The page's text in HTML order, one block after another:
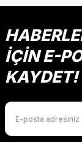
İÇİN E-
KAYDET!